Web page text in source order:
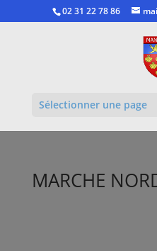
02 31 22 78 86
Sélectionner une page
MARCHE